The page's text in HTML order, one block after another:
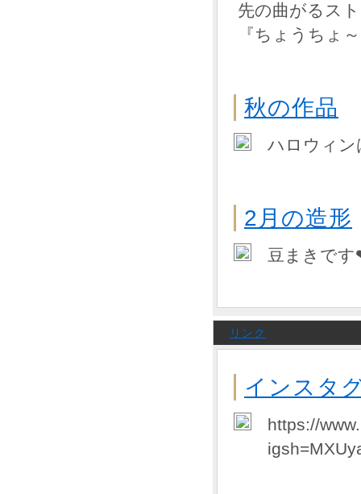
先の曲がるス
『ちょうちょ
秋の作品
ハロウィン
2月の造形
豆まきで
リンク
インスタ
https://